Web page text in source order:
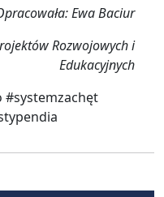
Ewa Baciur
Rozwojowych i
Edukacyjnych